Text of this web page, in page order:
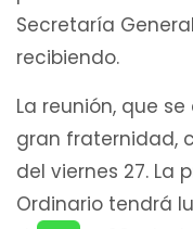
Secretaría
recibiendo.
La reunión, que
gran fraternidad,
del viernes 27. La
Ordinario tendrá